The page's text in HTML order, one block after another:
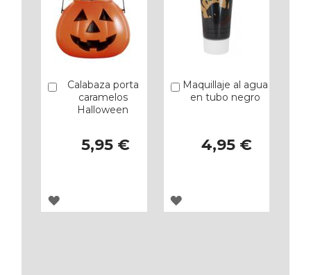
Calabaza porta
caramelos
Halloween
5,95 €
Añadir
AGREGAR
Maquillaje al agua
en tubo negro
4,95 €
Añadir
AGREGAR